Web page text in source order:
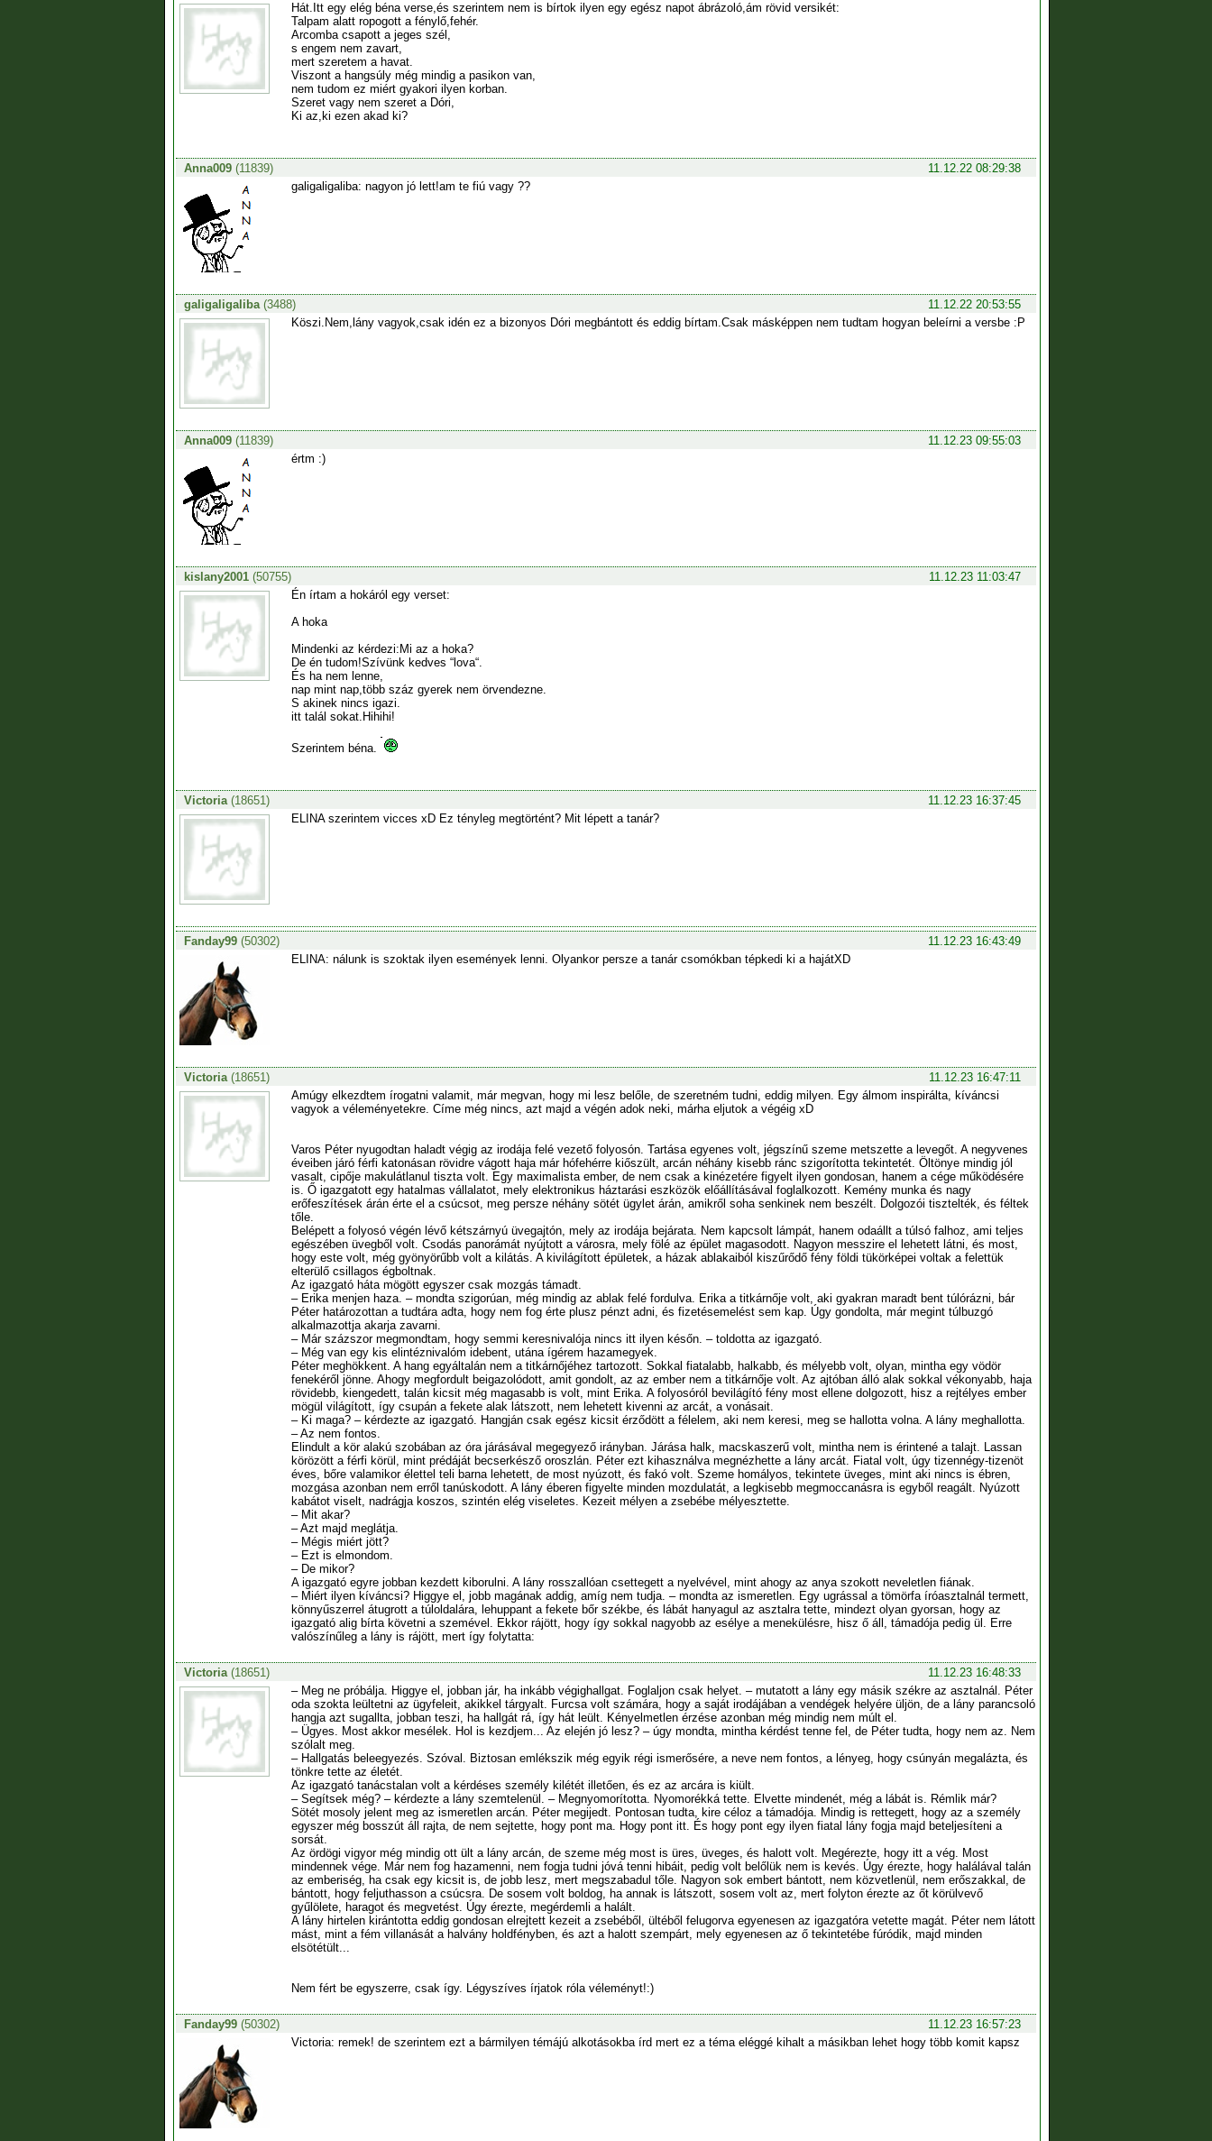
Hát.Itt egy elég béna verse,és szerintem nem is bírtok ilyen egy egész napot ábrázoló,ám rövid versikét:
Talpam alatt ropogott a fénylő,fehér.
Arcomba csapott a jeges szél,
s engem nem zavart,
mert szeretem a havat.
Viszont a hangsúly még mindig a pasikon van,
nem tudom ez miért gyakori ilyen korban.
Szeret vagy nem szeret a Dóri,
Ki az,ki ezen akad ki?
Anna009(11839)
11.12.22 08:29:38
galigaligaliba: nagyon jó lett!am te fiú vagy ??
galigaligaliba(3488)
11.12.22 20:53:55
Köszi.Nem,lány vagyok,csak idén ez a bizonyos Dóri megbántott és eddig bírtam.Csak másképpen nem tudtam hogyan beleírni a versbe :P
Anna009(11839)
11.12.23 09:55:03
értm :)
kislany2001(50755)
11.12.23 11:03:47
Én írtam a hokáról egy verset:
A hoka
Mindenki az kérdezi:Mi az a hoka?
De én tudom!Szívünk kedves “lova“.
És ha nem lenne,
nap mint nap,több száz gyerek nem örvendezne.
S akinek nincs igazi.
itt talál sokat.Hihihi!
Szerintem béna.
Victoria(18651)
11.12.23 16:37:45
ELINA szerintem vicces xD Ez tényleg megtörtént? Mit lépett a tanár?
Fanday99(50302)
11.12.23 16:43:49
ELINA: nálunk is szoktak ilyen események lenni. Olyankor persze a tanár csomókban tépkedi ki a hajátXD
Victoria(18651)
11.12.23 16:47:11
Amúgy elkezdtem írogatni valamit, már megvan, hogy mi lesz belőle, de szeretném tudni, eddig milyen. Egy álmom inspirálta, kíváncsi
vagyok a véleményetekre. Címe még nincs, azt majd a végén adok neki, márha eljutok a végéig xD
Varos Péter nyugodtan haladt végig az irodája felé vezető folyosón. Tartása egyenes volt, jégszínű szeme metszette a levegőt. A negyvenes
éveiben járó férfi katonásan rövidre vágott haja már hófehérre kiőszült, arcán néhány kisebb ránc szigorította tekintetét. Öltönye mindig jól
vasalt, cipője makulátlanul tiszta volt. Egy maximalista ember, de nem csak a kinézetére figyelt ilyen gondosan, hanem a cége működésére
is. Ő igazgatott egy hatalmas vállalatot, mely elektronikus háztarási eszközök előállításával foglalkozott. Kemény munka és nagy
erőfeszítések árán érte el a csúcsot, meg persze néhány sötét ügylet árán, amikről soha senkinek nem beszélt. Dolgozói tisztelték, és féltek
tőle.
Belépett a folyosó végén lévő kétszárnyú üvegajtón, mely az irodája bejárata. Nem kapcsolt lámpát, hanem odaállt a túlsó falhoz, ami teljes
egészében üvegből volt. Csodás panorámát nyújtott a városra, mely fölé az épület magasodott. Nagyon messzire el lehetett látni, és most,
hogy este volt, még gyönyörűbb volt a kilátás. A kivilágított épületek, a házak ablakaiból kiszűrődő fény földi tükörképei voltak a felettük
elterülő csillagos égboltnak.
Az igazgató háta mögött egyszer csak mozgás támadt.
– Erika menjen haza. – mondta szigorúan, még mindig az ablak felé fordulva. Erika a titkárnője volt, aki gyakran maradt bent túlórázni, bár
Péter határozottan a tudtára adta, hogy nem fog érte plusz pénzt adni, és fizetésemelést sem kap. Úgy gondolta, már megint túlbuzgó
alkalmazottja akarja zavarni.
– Már százszor megmondtam, hogy semmi keresnivalója nincs itt ilyen későn. – toldotta az igazgató.
– Még van egy kis elintéznivalóm idebent, utána ígérem hazamegyek.
Péter meghökkent. A hang egyáltalán nem a titkárnőjéhez tartozott. Sokkal fiatalabb, halkabb, és mélyebb volt, olyan, mintha egy vödör
fenekéről jönne. Ahogy megfordult beigazolódott, amit gondolt, az az ember nem a titkárnője volt. Az ajtóban álló alak sokkal vékonyabb, haja
rövidebb, kiengedett, talán kicsit még magasabb is volt, mint Erika. A folyosóról bevilágító fény most ellene dolgozott, hisz a rejtélyes ember
mögül világított, így csupán a fekete alak látszott, nem lehetett kivenni az arcát, a vonásait.
– Ki maga? – kérdezte az igazgató. Hangján csak egész kicsit érződött a félelem, aki nem keresi, meg se hallotta volna. A lány meghallotta.
– Az nem fontos.
Elindult a kör alakú szobában az óra járásával megegyező irányban. Járása halk, macskaszerű volt, mintha nem is érintené a talajt. Lassan
körözött a férfi körül, mint prédáját becserkésző oroszlán. Péter ezt kihasználva megnézhette a lány arcát. Fiatal volt, úgy tizennégy-tizenöt
éves, bőre valamikor élettel teli barna lehetett, de most nyúzott, és fakó volt. Szeme homályos, tekintete üveges, mint aki nincs is ébren,
mozgása azonban nem erről tanúskodott. A lány éberen figyelte minden mozdulatát, a legkisebb megmoccanásra is egyből reagált. Nyúzott
kabátot viselt, nadrágja koszos, szintén elég viseletes. Kezeit mélyen a zsebébe mélyesztette.
– Mit akar?
– Azt majd meglátja.
– Mégis miért jött?
– Ezt is elmondom.
– De mikor?
A igazgató egyre jobban kezdett kiborulni. A lány rosszallóan csettegett a nyelvével, mint ahogy az anya szokott neveletlen fiának.
– Miért ilyen kíváncsi? Higgye el, jobb magának addig, amíg nem tudja. – mondta az ismeretlen. Egy ugrással a tömörfa íróasztalnál termett,
könnyűszerrel átugrott a túloldalára, lehuppant a fekete bőr székbe, és lábát hanyagul az asztalra tette, mindezt olyan gyorsan, hogy az
igazgató alig bírta követni a szemével. Ekkor rájött, hogy így sokkal nagyobb az esélye a menekülésre, hisz ő áll, támadója pedig ül. Erre
valószínűleg a lány is rájött, mert így folytatta:
Victoria(18651)
11.12.23 16:48:33
– Meg ne próbálja. Higgye el, jobban jár, ha inkább végighallgat. Foglaljon csak helyet. – mutatott a lány egy másik székre az asztalnál. Péter
oda szokta leültetni az ügyfeleit, akikkel tárgyalt. Furcsa volt számára, hogy a saját irodájában a vendégek helyére üljön, de a lány parancsoló
hangja azt sugallta, jobban teszi, ha hallgát rá, így hát leült. Kényelmetlen érzése azonban még mindig nem múlt el.
– Ügyes. Most akkor mesélek. Hol is kezdjem... Az elején jó lesz? – úgy mondta, mintha kérdést tenne fel, de Péter tudta, hogy nem az. Nem
szólalt meg.
– Hallgatás beleegyezés. Szóval. Biztosan emlékszik még egyik régi ismerősére, a neve nem fontos, a lényeg, hogy csúnyán megalázta, és
tönkre tette az életét.
Az igazgató tanácstalan volt a kérdéses személy kilétét illetően, és ez az arcára is kiült.
– Segítsek még? – kérdezte a lány szemtelenül. – Megnyomorította. Nyomorékká tette. Elvette mindenét, még a lábát is. Rémlik már?
Sötét mosoly jelent meg az ismeretlen arcán. Péter megijedt. Pontosan tudta, kire céloz a támadója. Mindig is rettegett, hogy az a személy
egyszer még bosszút áll rajta, de nem sejtette, hogy pont ma. Hogy pont itt. És hogy pont egy ilyen fiatal lány fogja majd beteljesíteni a
sorsát.
Az ördögi vigyor még mindig ott ült a lány arcán, de szeme még most is üres, üveges, és halott volt. Megérezte, hogy itt a vég. Most
mindennek vége. Már nem fog hazamenni, nem fogja tudni jóvá tenni hibáit, pedig volt belőlük nem is kevés. Úgy érezte, hogy halálával talán
az emberiség, ha csak egy kicsit is, de jobb lesz, mert megszabadul tőle. Nagyon sok embert bántott, nem közvetlenül, nem erőszakkal, de
bántott, hogy feljuthasson a csúcsra. De sosem volt boldog, ha annak is látszott, sosem volt az, mert folyton érezte az őt körülvevő
gyűlölete, haragot és megvetést. Úgy érezte, megérdemli a halált.
A lány hirtelen kirántotta eddig gondosan elrejtett kezeit a zsebéből, ültéből felugorva egyenesen az igazgatóra vetette magát. Péter nem látott
mást, mint a fém villanását a halvány holdfényben, és azt a halott szempárt, mely egyenesen az ő tekintetébe fúródik, majd minden
elsötétült...
Nem fért be egyszerre, csak így. Légyszíves írjatok róla véleményt!:)
Fanday99(50302)
11.12.23 16:57:23
Victoria: remek! de szerintem ezt a bármilyen témájú alkotásokba írd mert ez a téma eléggé kihalt a másikban lehet hogy több komit kapsz